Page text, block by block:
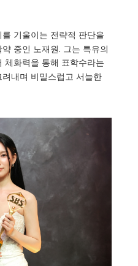
기울이는 전략적 판단을
중인 노재원. 그는 특유의
체화력을 통해 표학수라는
내며 비밀스럽고 서늘한